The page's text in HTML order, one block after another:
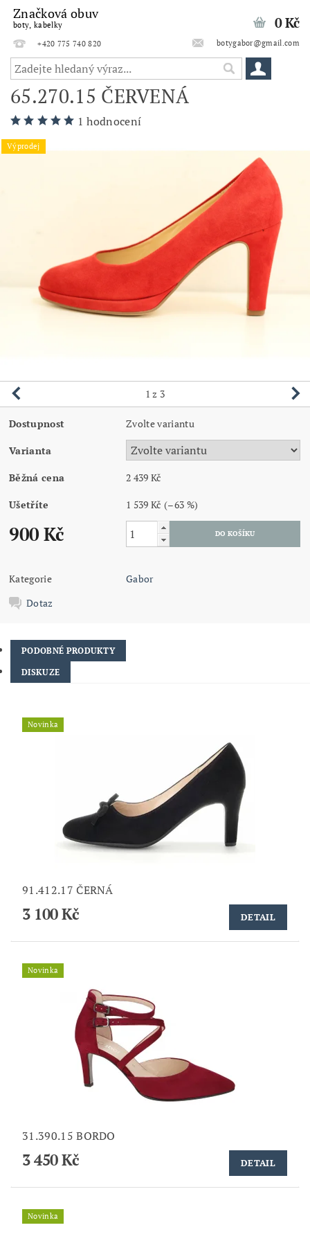
Značková obuv
boty, kabelky
+420 775 740 820
botygabor@gmail.com
0 Kč
65.270.15 ČERVENÁ
1 hodnocení
Výprodej
1 z 3
Dostupnost Zvolte variantu
Varianta
Běžná cena 2 439 Kč
Ušetříte 1 539 Kč (–63 %)
900 Kč
Kategorie
Gabor
Dotaz
PODOBNÉ PRODUKTY
DISKUZE
Novinka
91.412.17 ČERNÁ
3 100 Kč DETAIL
Novinka
31.390.15 BORDO
3 450 Kč DETAIL
Novinka